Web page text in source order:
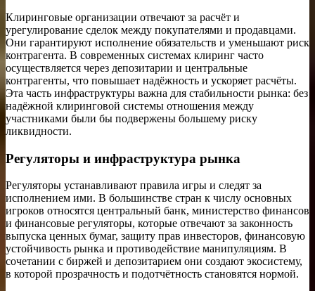
Клиринговые организации отвечают за расчёт и
урегулирование сделок между покупателями и продавцами.
Они гарантируют исполнение обязательств и уменьшают риск
контрагента. В современных системах клиринг часто
осуществляется через депозитарии и центральные
контрагенты, что повышает надёжность и ускоряет расчёты.
Эта часть инфраструктуры важна для стабильности рынка: без
надёжной клиринговой системы отношения между
участниками были бы подвержены большему риску
ликвидности.
Регуляторы и инфраструктура рынка
Регуляторы устанавливают правила игры и следят за
исполнением ими. В большинстве стран к числу основных
игроков относятся центральный банк, министерство финансов
и финансовые регуляторы, которые отвечают за законность
выпуска ценных бумаг, защиту прав инвесторов, финансовую
устойчивость рынка и противодействие манипуляциям. В
сочетании с биржей и депозитарием они создают экосистему,
в которой прозрачность и подотчётность становятся нормой.